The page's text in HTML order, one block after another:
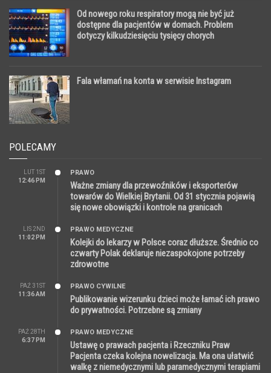
Od nowego roku respiratory mogą nie być już
dostępne dla pacjentów w domach. Problem
dotyczy kilkudziesięciu tysięcy chorych
Fala włamań na konta w serwisie Instagram
POLECAMY
LUT 1ST
12:46 PM
PRAWO
Ważne zmiany dla przewoźników i eksporterów
towarów do Wielkiej Brytanii. Od 31 stycznia pojawią
się nowe obowiązki i kontrole na granicach
LIS 2ND
11:02 PM
PRAWO MEDYCZNE
Kolejki do lekarzy w Polsce coraz dłuższe. Średnio co
czwarty Polak deklaruje niezaspokojone potrzeby
zdrowotne
PAŹ 31ST
11:36 AM
PRAWO CYWILNE
Publikowanie wizerunku dzieci może łamać ich prawo
do prywatności. Potrzebne są zmiany
PAŹ 28TH
6:37 PM
PRAWO MEDYCZNE
Ustawę o prawach pacjenta i Rzeczniku Praw
Pacjenta czeka kolejna nowelizacja. Ma ona ułatwić
walkę z niemedycznymi lub paramedycznymi terapiami